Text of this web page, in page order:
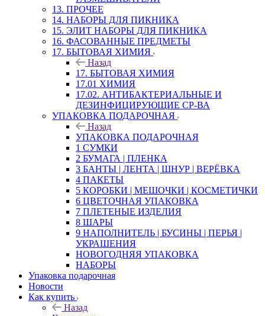
13. ПРОЧЕЕ
14. НАБОРЫ ДЛЯ ПИКНИКА
15. ЭЛИТ НАБОРЫ ДЛЯ ПИКНИКА
16. ФАСОВАННЫЕ ПРЕДМЕТЫ
17. БЫТОВАЯ ХИМИЯ
Назад
17. БЫТОВАЯ ХИМИЯ
17.01 ХИМИЯ
17.02. АНТИБАКТЕРИАЛЬНЫЕ И
ДЕЗИНФИЦИРУЮЩИЕ СР-ВА
УПАКОВКА ПОДАРОЧНАЯ
Назад
УПАКОВКА ПОДАРОЧНАЯ
1 СУМКИ
2 БУМАГА | ПЛЕНКА
3 БАНТЫ | ЛЕНТА | ШНУР | ВЕРЁВКА
4 ПАКЕТЫ
5 КОРОБКИ | МЕШОЧКИ | КОСМЕТИЧКИ
6 ЦВЕТОЧНАЯ УПАКОВКА
7 ПЛЕТЕНЫЕ ИЗДЕЛИЯ
8 ШАРЫ
9 НАПОЛНИТЕЛЬ | БУСИНЫ | ПЕРЬЯ |
УКРАШЕНИЯ
НОВОГОДНЯЯ УПАКОВКА
НАБОРЫ
Упаковка подарочная
Новости
Как купить
Назад